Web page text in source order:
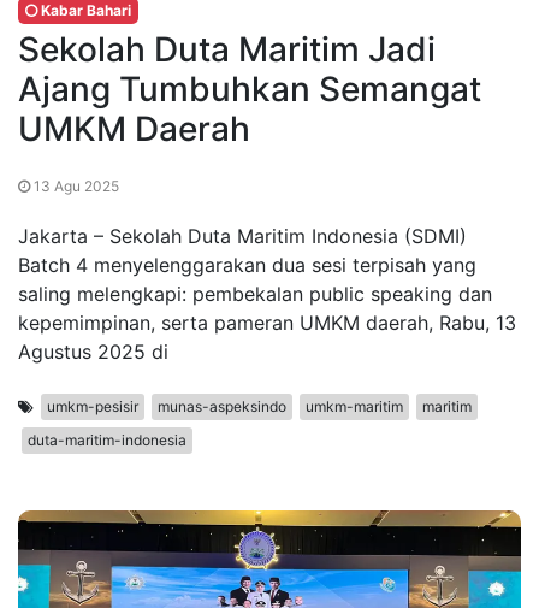
Kabar Bahari
Sekolah Duta Maritim Jadi
Ajang Tumbuhkan Semangat
UMKM Daerah
13 Agu 2025
Jakarta – Sekolah Duta Maritim Indonesia (SDMI)
Batch 4 menyelenggarakan dua sesi terpisah yang
saling melengkapi: pembekalan public speaking dan
kepemimpinan, serta pameran UMKM daerah, Rabu, 13
Agustus 2025 di
umkm-pesisir munas-aspeksindo umkm-maritim
maritim
duta-maritim-indonesia